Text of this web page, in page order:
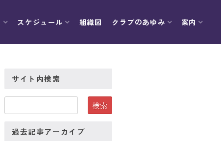
スケジュール 組織図 クラブのあゆみ 案内
サイト内検索
過去記事アーカイブ